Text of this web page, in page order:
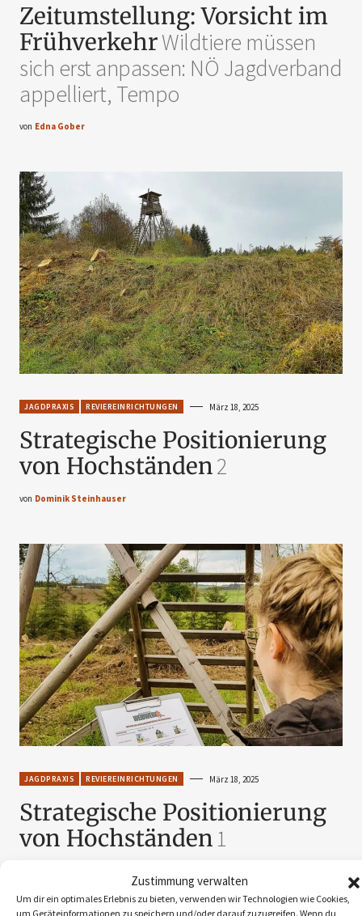
Zustimmung verwalten
Um dir ein optimales Erlebnis zu bieten, verwenden wir Technologien wie Cookies,
um Geräteinformationen zu speichern und/oder darauf zuzugreifen. Wenn du
Zeitumstellung: Vorsicht im
FrühverkehrWildtiere müssen
sich erst anpassen: NÖ Jagdverband
appelliert, Tempo
von Edna Gober
JAGDPRAXIS REVIEREINRICHTUNGEN März 18, 2025
Strategische Positionierung
von Hochständen2
von Dominik Steinhauser
JAGDPRAXIS REVIEREINRICHTUNGEN März 18, 2025
Strategische Positionierung
von Hochständen1